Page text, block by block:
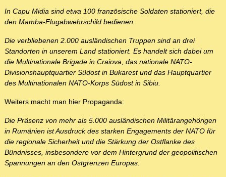
In Capu Midia sind etwa 100 französische Soldaten stationiert, die
den Mamba-Flugabwehrschild bedienen.
Die verbliebenen 2.000 ausländischen Truppen sind an drei
Standorten in unserem Land stationiert. Es handelt sich dabei um
die Multinationale Brigade in Craiova, das nationale NATO-
Divisionshauptquartier Südost in Bukarest und das Hauptquartier
des Multinationalen NATO-Korps Südost in Sibiu.
Weiters macht man hier Propaganda:
Die Präsenz von mehr als 5.000 ausländischen Militärangehörigen
in Rumänien ist Ausdruck des starken Engagements der NATO für
die regionale Sicherheit und die Stärkung der Ostflanke des
Bündnisses, insbesondere vor dem Hintergrund der geopolitischen
Spannungen an den Ostgrenzen Europas.